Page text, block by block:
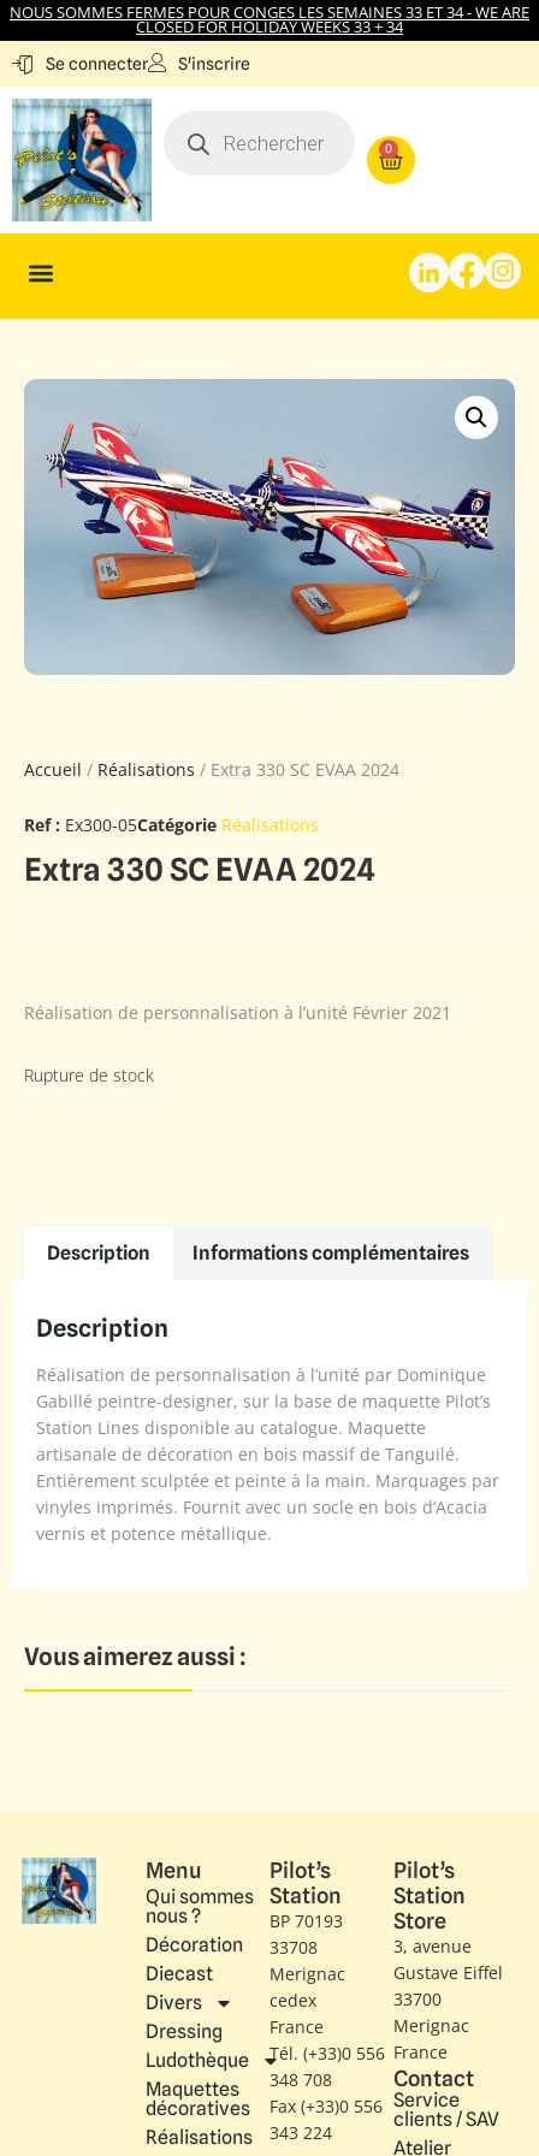
NOUS SOMMES FERMES POUR CONGES LES SEMAINES 33 ET 34 - WE ARE
CLOSED FOR HOLIDAY WEEKS 33 + 34
Se connecter S'inscrire
0
Accueil / Réalisations / Extra 330 SC EVAA 2024
Ref : Ex300-05Catégorie Réalisations
Extra 330 SC EVAA 2024
Réalisation de personnalisation à l’unité Février 2021
Rupture de stock
Description Informations complémentaires
Description
Réalisation de personnalisation à l’unité par Dominique
Gabillé peintre-designer, sur la base de maquette Pilot’s
Station Lines disponible au catalogue. Maquette
artisanale de décoration en bois massif de Tanguilé.
Entièrement sculptée et peinte à la main. Marquages par
vinyles imprimés. Fournit avec un socle en bois d’Acacia
vernis et potence métallique.
Vous aimerez aussi :
Menu
Qui sommes
nous ?
Décoration
Diecast
Divers
Dressing
Ludothèque
Maquettes
décoratives
Réalisations
Pilot’s
Station
BP 70193
33708
Merignac
cedex
France
Tél. (+33)0 556
348 708
Fax (+33)0 556
343 224
Pilot’s
Station
Store
3, avenue
Gustave Eiffel​
33700
Merignac
France
Contact
Service
clients / SAV
Atelier